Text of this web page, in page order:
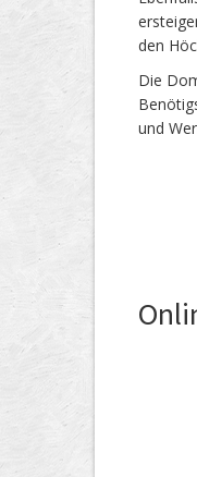
den
Die
und